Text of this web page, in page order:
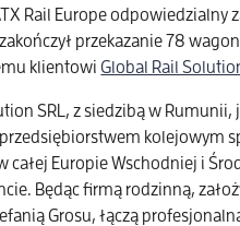
Rail Europe
przekazanie 78
klientowi Global Rail Solution
SRL, z siedzibą w
kolejowym
całej Europie Wschodniej i
Będąc firmą rodzinną,
Grosu, łączą